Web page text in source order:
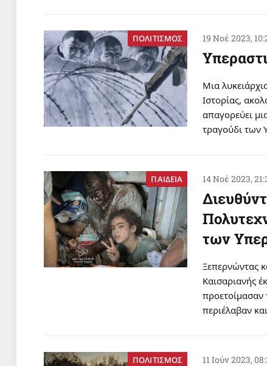
ΠΟΛΙΤΙΣΜΟΣ 19 Νοέ 2023,
Μια
Ιστορίας,
απαγορεύει
τραγούδι των
ΠΑΙΔΕΙΑ 14 Νοέ 2023,
των
Ξεπερνώντας
Καισαριανής
προετοίμασαν
περιέλαβαν
ΠΟΛΙΤΙΣΜΟΣ 11 Ιούν 2023,